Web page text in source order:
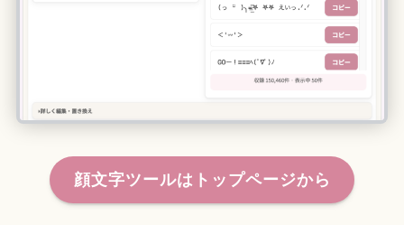
顔文字ツールはトップページから